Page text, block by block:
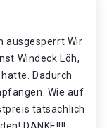
ausgesperrt Wir
Windeck Löh,
Dadurch
Wie auf
tatsächlich